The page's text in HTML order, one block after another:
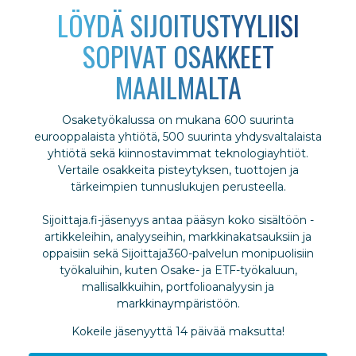
LÖYDÄ SIJOITUSTYYLIISI
SOPIVAT OSAKKEET
MAAILMALTA
Osaketyökalussa on mukana 600 suurinta
eurooppalaista yhtiötä, 500 suurinta yhdysvaltalaista
yhtiötä sekä kiinnostavimmat teknologiayhtiöt.
Vertaile osakkeita pisteytyksen, tuottojen ja
tärkeimpien tunnuslukujen perusteella.
Sijoittaja.fi-jäsenyys antaa pääsyn koko sisältöön -
artikkeleihin, analyyseihin, markkinakatsauksiin ja
oppaisiin sekä Sijoittaja360-palvelun monipuolisiin
työkaluihin, kuten Osake- ja ETF-työkaluun,
mallisalkkuihin, portfolioanalyysin ja
markkinaympäristöön.
Kokeile jäsenyyttä 14 päivää maksutta!